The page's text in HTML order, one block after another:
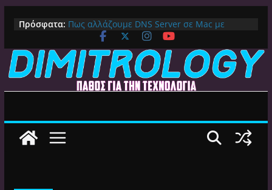
περιεχόμενο
Πρόσφατα: Πως αλλάζουμε DNS Server σε Mac με
MacOS Ventura (Macbook, Mac Mini, iMac,
κλπ)
IPVanish Προσφορά: 83% Έκπτωση στο
Premium VPN – Δες γιατί αξίζει
Alive GR Kodi: Γιατί Δεν Λειτουργεί Πλέον το
Android TV | CX File Explorer, Καθαρισμός
Ο Καλύτερος Launcher για Android TV /